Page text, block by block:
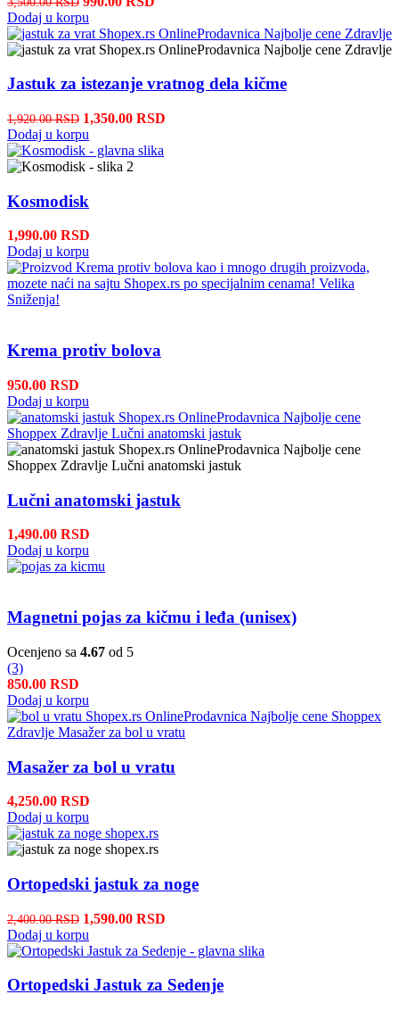
Dodaj u korpu
Jastuk za istezanje vratnog dela kičme
1,920.00RSD 1,350.00 RSD
Dodaj u korpu
Kosmodisk
1,990.00 RSD
Dodaj u korpu
Krema protiv bolova
950.00 RSD
Dodaj u korpu
Lučni anatomski jastuk
1,490.00 RSD
Dodaj u korpu
Magnetni pojas za kičmu i leđa (unisex)
Ocenjeno sa 4.67 od 5
(3)
850.00 RSD
Dodaj u korpu
Masažer za bol u vratu
4,250.00 RSD
Dodaj u korpu
Ortopedski jastuk za noge
2,400.00RSD 1,590.00 RSD
Dodaj u korpu
Ortopedski Jastuk za Sedenje